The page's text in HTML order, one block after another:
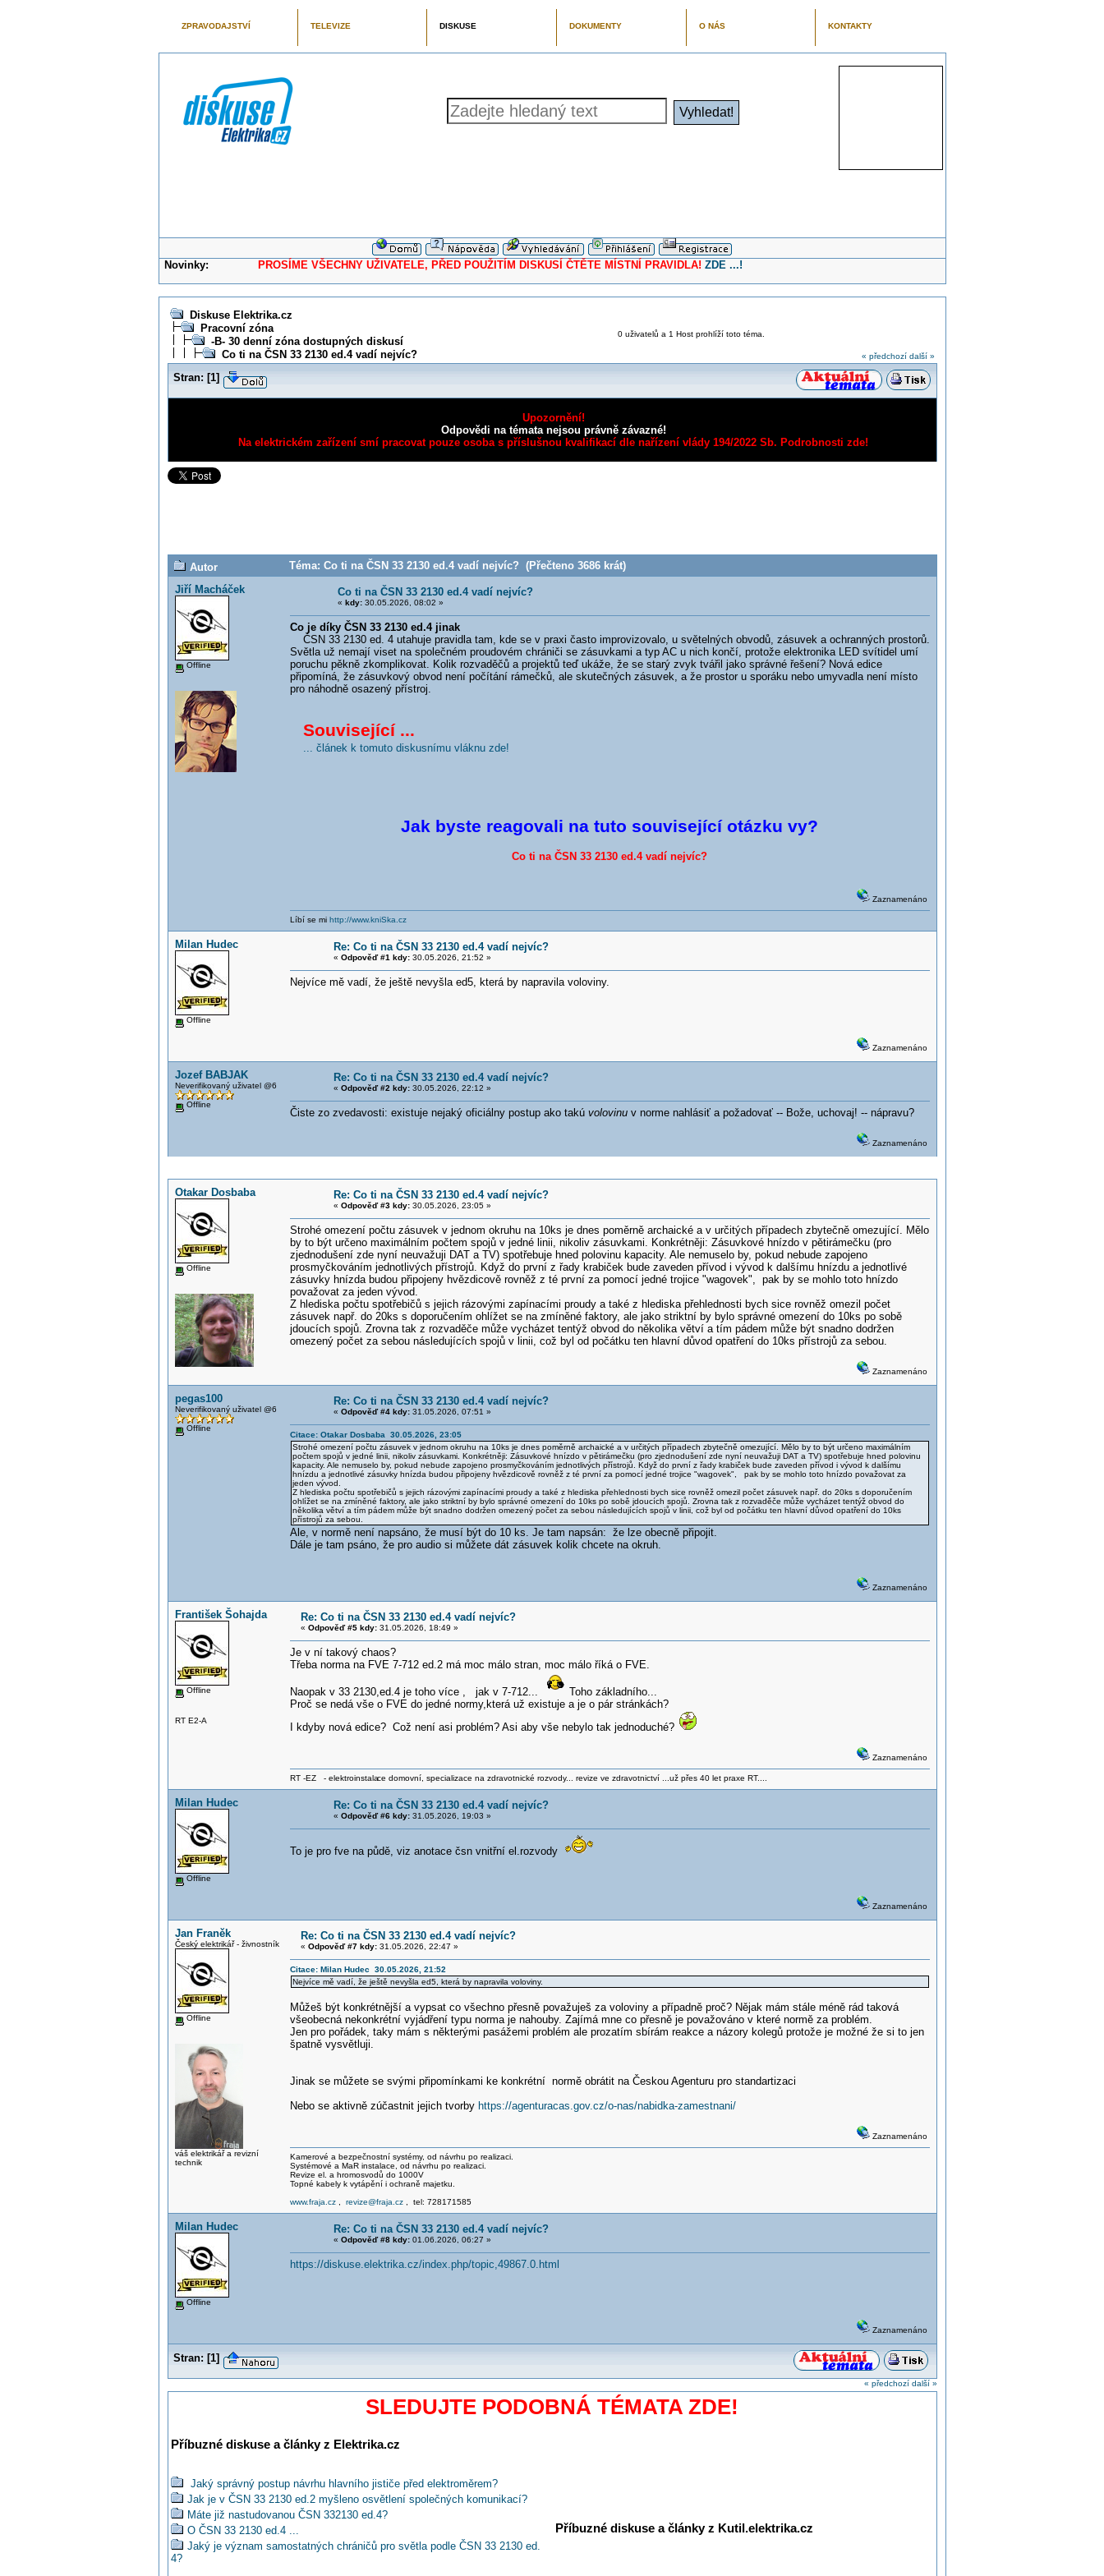
ZPRAVODAJSTVÍ TELEVIZE DISKUSE DOKUMENTY O NÁS KONTAKTY
Novinky: PROSÍME VŠECHNY UŽIVATELE, PŘED POUŽITÍM DISKUSÍ ČTĚTE MÍSTNÍ PRAVIDLA! ZDE ...!
Diskuse Elektrika.cz
Pracovní zóna
-B- 30 denní zóna dostupných diskusí
Co ti na ČSN 33 2130 ed.4 vadí nejvíc?
0 uživatelů a 1 Host prohlíží toto téma.
« předchozí další »
Stran: [1]
Upozornění!
Odpovědi na témata nejsou právně závazné!
Na elektrickém zařízení smí pracovat pouze osoba s příslušnou kvalifikací dle nařízení vlády 194/2022 Sb. Podrobnosti zde!
Autor
Téma: Co ti na ČSN 33 2130 ed.4 vadí nejvíc? (Přečteno 3686 krát)
Jiří Macháček
Offline
Co ti na ČSN 33 2130 ed.4 vadí nejvíc?
« kdy:30.05.2026, 08:02 »
Co je díky ČSN 33 2130 ed.4 jinak
ČSN 33 2130 ed. 4 utahuje pravidla tam, kde se v praxi často improvizovalo, u světelných obvodů, zásuvek a ochranných prostorů.
Světla už nemají viset na společném proudovém chrániči se zásuvkami a typ AC u nich končí, protože elektronika LED svítidel umí
poruchu pěkně zkomplikovat. Kolik rozvaděčů a projektů teď ukáže, že se starý zvyk tvářil jako správné řešení? Nová edice
připomíná, že zásuvkový obvod není počítání rámečků, ale skutečných zásuvek, a že prostor u sporáku nebo umyvadla není místo
pro náhodně osazený přístroj.
Související ...
... článek k tomuto diskusnímu vláknu zde!
Jak byste reagovali na tuto související otázku vy?
Co ti na ČSN 33 2130 ed.4 vadí nejvíc?
Zaznamenáno
Líbí se mi http://www.kniSka.cz
Milan Hudec
Offline
Re: Co ti na ČSN 33 2130 ed.4 vadí nejvíc?
« Odpověď #1 kdy:30.05.2026, 21:52 »
Nejvíce mě vadí, že ještě nevyšla ed5, která by napravila voloviny.
Zaznamenáno
Jozef BABJAK
Neverifikovaný uživatel @6
Offline
Re: Co ti na ČSN 33 2130 ed.4 vadí nejvíc?
« Odpověď #2 kdy:30.05.2026, 22:12 »
Čiste zo zvedavosti: existuje nejaký oficiálny postup ako takú volovinuv norme nahlásiť a požadovať -- Bože, uchovaj! -- nápravu?
Zaznamenáno
Otakar Dosbaba
Offline
Re: Co ti na ČSN 33 2130 ed.4 vadí nejvíc?
« Odpověď #3 kdy:30.05.2026, 23:05 »
Strohé omezení počtu zásuvek v jednom okruhu na 10ks je dnes poměrně archaické a v určitých případech zbytečně omezující. Mělo
by to být určeno maximálním počtem spojů v jedné linii, nikoliv zásuvkami. Konkrétněji: Zásuvkové hnízdo v pětirámečku (pro
zjednodušení zde nyní neuvažuji DAT a TV) spotřebuje hned polovinu kapacity. Ale nemuselo by, pokud nebude zapojeno
prosmyčkováním jednotlivých přístrojů. Když do první z řady krabiček bude zaveden přívod i vývod k dalšímu hnízdu a jednotlivé
zásuvky hnízda budou připojeny hvězdicově rovněž z té první za pomocí jedné trojice "wagovek", pak by se mohlo toto hnízdo
považovat za jeden vývod.
Z hlediska počtu spotřebičů s jejich rázovými zapínacími proudy a také z hlediska přehlednosti bych sice rovněž omezil počet
zásuvek např. do 20ks s doporučením ohlížet se na zmíněné faktory, ale jako striktní by bylo správné omezení do 10ks po sobě
jdoucích spojů. Zrovna tak z rozvaděče může vycházet tentýž obvod do několika větví a tím pádem může být snadno dodržen
omezený počet za sebou následujících spojů v linii, což byl od počátku ten hlavní důvod opatření do 10ks přístrojů za sebou.
Zaznamenáno
pegas100
Neverifikovaný uživatel @6
Offline
Re: Co ti na ČSN 33 2130 ed.4 vadí nejvíc?
« Odpověď #4 kdy:31.05.2026, 07:51 »
Citace: Otakar Dosbaba 30.05.2026, 23:05
Strohé omezení počtu zásuvek v jednom okruhu na 10ks je dnes poměrně archaické a v určitých případech zbytečně omezující. Mělo by to být určeno maximálním
počtem spojů v jedné linii, nikoliv zásuvkami. Konkrétněji: Zásuvkové hnízdo v pětirámečku (pro zjednodušení zde nyní neuvažuji DAT a TV) spotřebuje hned polovinu
kapacity. Ale nemuselo by, pokud nebude zapojeno prosmyčkováním jednotlivých přístrojů. Když do první z řady krabiček bude zaveden přívod i vývod k dalšímu
hnízdu a jednotlivé zásuvky hnízda budou připojeny hvězdicově rovněž z té první za pomocí jedné trojice "wagovek", pak by se mohlo toto hnízdo považovat za
jeden vývod.
Z hlediska počtu spotřebičů s jejich rázovými zapínacími proudy a také z hlediska přehlednosti bych sice rovněž omezil počet zásuvek např. do 20ks s doporučením
ohlížet se na zmíněné faktory, ale jako striktní by bylo správné omezení do 10ks po sobě jdoucích spojů. Zrovna tak z rozvaděče může vycházet tentýž obvod do
několika větví a tím pádem může být snadno dodržen omezený počet za sebou následujících spojů v linii, což byl od počátku ten hlavní důvod opatření do 10ks
přístrojů za sebou.
Ale, v normě není napsáno, že musí být do 10 ks. Je tam napsán: že lze obecně připojit.
Dále je tam psáno, že pro audio si můžete dát zásuvek kolik chcete na okruh.
Zaznamenáno
František Šohajda
Offline
RT E2-A
Re: Co ti na ČSN 33 2130 ed.4 vadí nejvíc?
« Odpověď #5 kdy:31.05.2026, 18:49 »
Je v ní takový chaos?
Třeba norma na FVE 7-712 ed.2 má moc málo stran, moc málo říká o FVE.
Naopak v 33 2130,ed.4 je toho více , jak v 7-712...
Toho základního...
Proč se nedá vše o FVE do jedné normy,která už existuje a je o pár stránkách?
I kdyby nová edice? Což není asi problém? Asi aby vše nebylo tak jednoduché?
Zaznamenáno
RT -EZ - elektroinstalace domovní, specializace na zdravotnické rozvody... revize ve zdravotnictví ...už přes 40 let praxe RT....
Milan Hudec
Offline
Re: Co ti na ČSN 33 2130 ed.4 vadí nejvíc?
« Odpověď #6 kdy:31.05.2026, 19:03 »
To je pro fve na půdě, viz anotace čsn vnitřní el.rozvody
Zaznamenáno
Jan Franěk
Český elektrikář - živnostník
Offline
váš elektrikář a revizní
technik
Re: Co ti na ČSN 33 2130 ed.4 vadí nejvíc?
« Odpověď #7 kdy:31.05.2026, 22:47 »
Citace: Milan Hudec 30.05.2026, 21:52
Nejvíce mě vadí, že ještě nevyšla ed5, která by napravila voloviny.
Můžeš být konkrétnější a vypsat co všechno přesně považuješ za voloviny a případně proč? Nějak mám stále méně rád taková
všeobecná nekonkrétní vyjádření typu norma je nahouby. Zajímá mne co přesně je považováno v které normě za problém.
Jen pro pořádek, taky mám s některými pasážemi problém ale prozatím sbírám reakce a názory kolegů protože je možné že si to jen
špatně vysvětluji.
Jinak se můžete se svými připomínkami ke konkrétní normě obrátit na Českou Agenturu pro standartizaci
Nebo se aktivně zúčastnit jejich tvorby https://agenturacas.gov.cz/o-nas/nabidka-zamestnani/
Zaznamenáno
Kamerové a bezpečnostní systémy, od návrhu po realizaci.
Systémové a MaR instalace, od návrhu po realizaci.
Revize el. a hromosvodů do 1000V
Topné kabely k vytápění i ochraně majetku.
www.fraja.cz, revize@fraja.cz, tel: 728171585
Milan Hudec
Offline
Re: Co ti na ČSN 33 2130 ed.4 vadí nejvíc?
« Odpověď #8 kdy:01.06.2026, 06:27 »
https://diskuse.elektrika.cz/index.php/topic,49867.0.html
Zaznamenáno
Stran: [1]
« předchozí další »
SLEDUJTE PODOBNÁ TÉMATA ZDE!
Příbuzné diskuse a články z Elektrika.cz
Jaký správný postup návrhu hlavního jističe před elektroměrem?
Jak je v ČSN 33 2130 ed.2 myšleno osvětlení společných komunikací?
Máte již nastudovanou ČSN 332130 ed.4?
O ČSN 33 2130 ed.4 ...
Jaký je význam samostatných chráničů pro světla podle ČSN 33 2130 ed.
4?
Příbuzné diskuse a články z Kutil.elektrika.cz